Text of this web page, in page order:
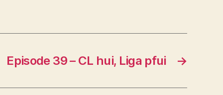
→
Episode 39 – CL hui, Liga pfui